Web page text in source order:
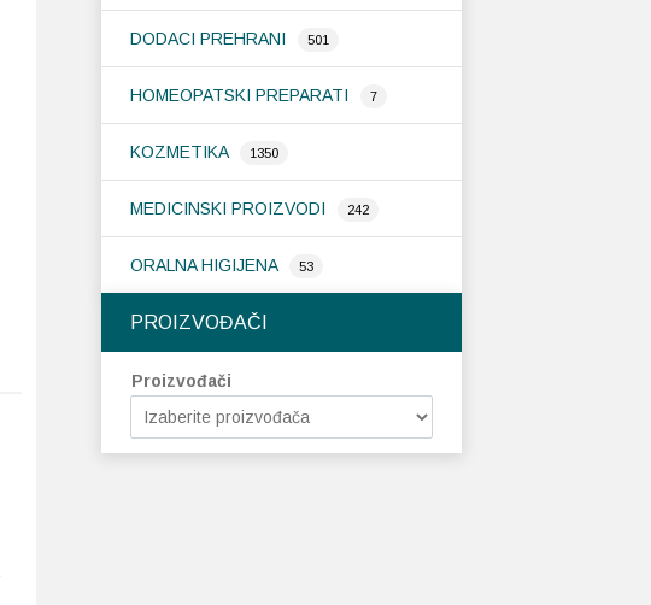
DODACI PREHRANI 501
HOMEOPATSKI PREPARATI 7
KOZMETIKA 1350
MEDICINSKI PROIZVODI 242
ORALNA HIGIJENA 53
PROIZVOĐAČI
Proizvođači